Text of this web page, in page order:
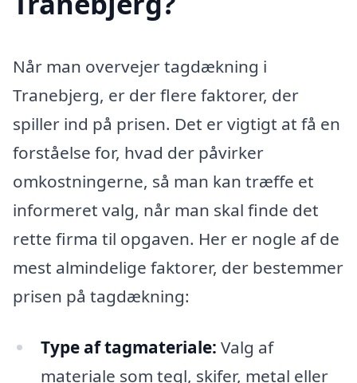
Når man overvejer tagdækning i
Tranebjerg, er der flere faktorer, der
spiller ind på prisen. Det er vigtigt at få en
forståelse for, hvad der påvirker
omkostningerne, så man kan træffe et
informeret valg, når man skal finde det
rette firma til opgaven. Her er nogle af de
mest almindelige faktorer, der bestemmer
prisen på tagdækning:
Type af tagmateriale: Valg af
materiale som tegl, skifer, metal eller